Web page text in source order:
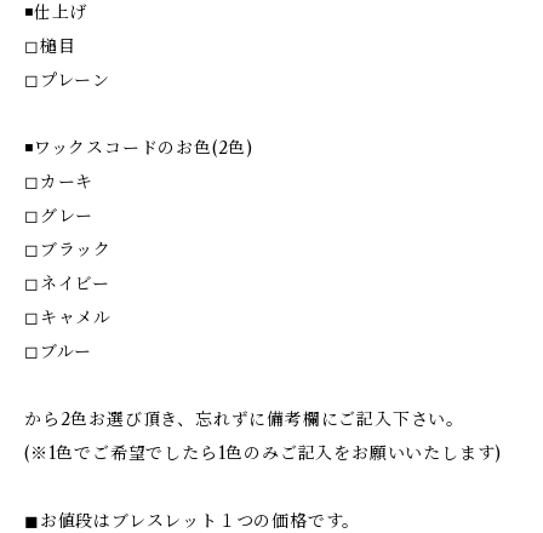
◾️仕上げ
◻︎槌目
◻︎プレーン
◾️ワックスコードのお色(2色)
◻︎カーキ
◻︎グレー
◻︎ブラック
◻︎ネイビー
◻︎キャメル
◻︎ブルー
から2色お選び頂き、忘れずに備考欄にご記入下さい。
(※1色でご希望でしたら1色のみご記入をお願いいたします)
◼︎お値段はブレスレット１つの価格です。